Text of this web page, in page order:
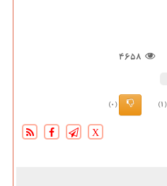
4658
(1)
(0)
X